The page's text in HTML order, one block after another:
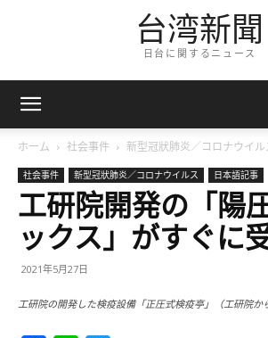
台湾新聞
日台に関するニュース
ホーム 社会事件 新型冠狀肺炎／コロナウイル
社会事件 新型冠狀肺炎／コロナウイルス 日本語記事
工研院開発の「陽
ックス」がすぐに
2021年5月27日
工研院の開発した検疫設備「正圧式検疫亭」（工研院か